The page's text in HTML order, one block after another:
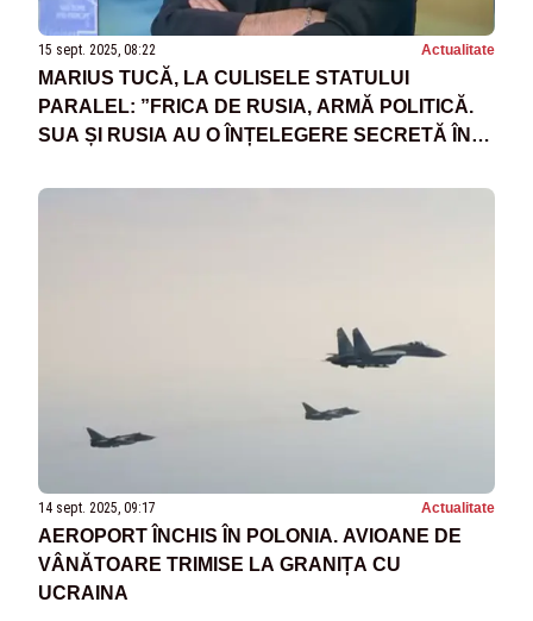
15 sept. 2025, 08:22 Actualitate
MARIUS TUCĂ, LA CULISELE STATULUI
PARALEL: ”FRICA DE RUSIA, ARMĂ POLITICĂ.
SUA ȘI RUSIA AU O ÎNȚELEGERE SECRETĂ ÎN
14 sept. 2025, 09:17 Actualitate
AEROPORT ÎNCHIS ÎN POLONIA. AVIOANE DE
VÂNĂTOARE TRIMISE LA GRANIȚA CU
UCRAINA